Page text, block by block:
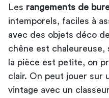
Les rangements de
intemporels, faciles à
avec des objets déco
chêne est chaleureuse,
la pièce est petite, on
clair. On peut jouer sur
vintage avec un